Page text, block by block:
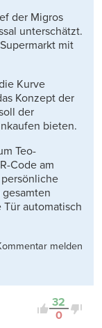
der Migros
unterschätzt.
mit
Kurve
Konzept der
der
bieten.
Teo-
Code am
Tür automatisch
melden
32
0